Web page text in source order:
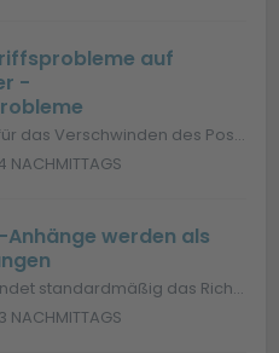
auf
-
? Ursache Die Ursache für das Verschwinden des Postfachs und die eingeschränkte Anzeige im Postfach liegt vermutlich an einer Änderung der Outlook-Synchron...
Anhänge werden als
Ursache Outlook verwendet standardmäßig das Rich-Text-Format (RTF) für E-Mails. Wenn eine E-Mail im RTF-Format gesendet wird, wird der Anhang in eine propr...